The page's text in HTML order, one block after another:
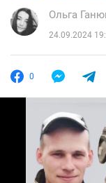
Ольга
24.09.2024
0